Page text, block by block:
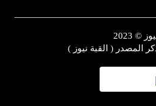
2023
المصدر ( القبة نيوز )